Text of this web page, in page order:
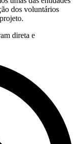
dos voluntários
direta e